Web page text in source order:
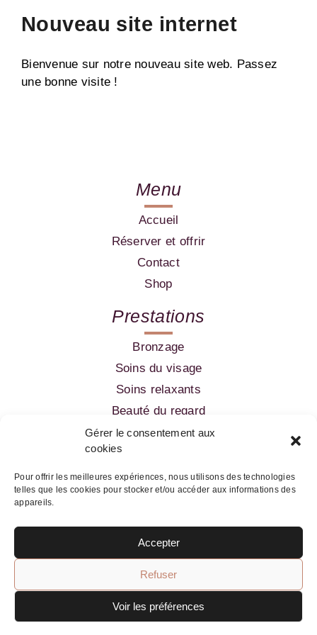
Gérer le consentement aux
cookies
Pour offrir les meilleures expériences, nous utilisons des technologies
telles que les cookies pour stocker et/ou accéder aux informations des
appareils.
Accepter
Refuser
Voir les préférences
Nouveau site internet
Bienvenue sur notre nouveau site web. Passez
une bonne visite !
Menu
Accueil
Réserver et offrir
Contact
Shop
Prestations
Bronzage
Soins du visage
Soins relaxants
Beauté du regard
Amincissement
Mentions légales
Politique de confidentialité